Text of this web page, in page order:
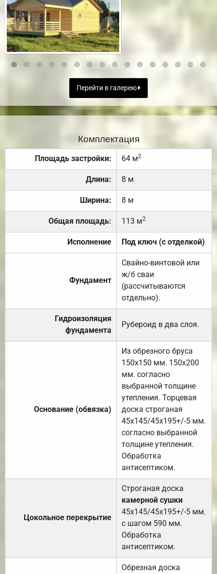
Перейти в галерею
Комплектация
Площадь застройки: 64 м2
Длина: 8 м
Ширина: 8 м
Общая площадь: 113 м2
Исполнение Под ключ (с отделкой)
Фундамент
Свайно-винтовой или
ж/б сваи
(рассчитываются
отдельно).
Гидроизоляция
фундамента
Рубероид в два слоя.
Основание (обвязка)
Из обрезного бруса
150х150 мм. 150х200
мм. согласно
выбранной толщине
утепления. Торцевая
доска строганая
45х145/45х195+/-5 мм.
согласно выбранной
толщине утепления.
Обработка
антисептиком.
Цокольное перекрытие
Строганая доска
камерной сушки
45х145/45х195+/-5 мм.
с шагом 590 мм.
Обработка
антисептиком.
Обрезная доска